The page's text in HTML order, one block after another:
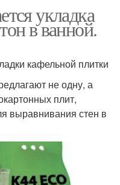
укладка
в ванной.
кафельной плитки
не одну, а
плит,
выравнивания стен в